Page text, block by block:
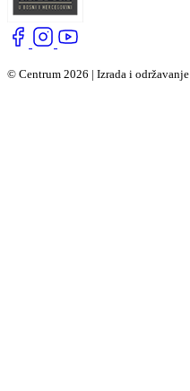
© Centrum 2026 | Izrada i održavanje